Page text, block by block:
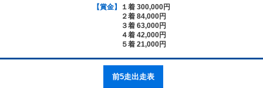
【賞金】
１着 300,000円
２着 84,000円
３着 63,000円
４着 42,000円
５着 21,000円
前5走出走表